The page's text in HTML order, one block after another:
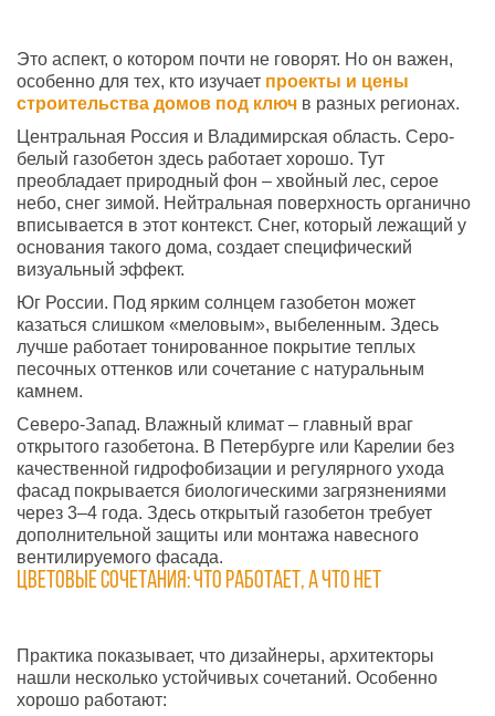
Это аспект, о котором почти не говорят. Но он важен,
особенно для тех, кто изучает проекты и цены
строительства домов под ключ в разных регионах.
Центральная Россия и Владимирская область. Серо-
белый газобетон здесь работает хорошо. Тут
преобладает природный фон – хвойный лес, серое
небо, снег зимой. Нейтральная поверхность органично
вписывается в этот контекст. Снег, который лежащий у
основания такого дома, создает специфический
визуальный эффект.
Юг России. Под ярким солнцем газобетон может
казаться слишком «меловым», выбеленным. Здесь
лучше работает тонированное покрытие теплых
песочных оттенков или сочетание с натуральным
камнем.
Северо-Запад. Влажный климат – главный враг
открытого газобетона. В Петербурге или Карелии без
качественной гидрофобизации и регулярного ухода
фасад покрывается биологическими загрязнениями
через 3–4 года. Здесь открытый газобетон требует
дополнительной защиты или монтажа навесного
вентилируемого фасада.
Цветовые сочетания: что работает, а что нет
Практика показывает, что дизайнеры, архитекторы
нашли несколько устойчивых сочетаний. Особенно
хорошо работают: